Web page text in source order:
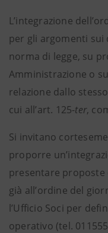
L’integrazione
per gli argomenti sui
norma di legge, su
Amministrazione o
relazione dallo
cui all’art. 125-ter,
Si invitano
proporre
presentare proposte
già all’ordine del
l’Ufficio Soci per
operativo (tel.